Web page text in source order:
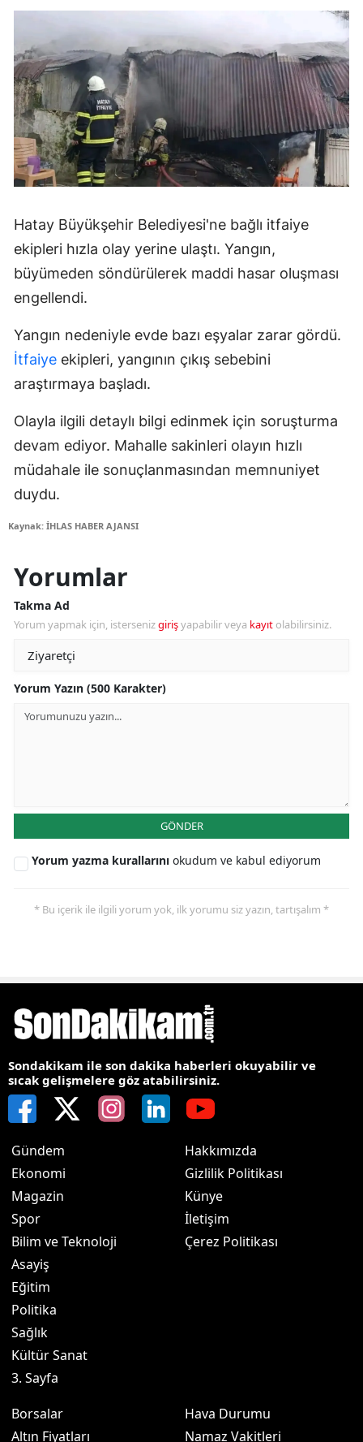
Hatay Büyükşehir Belediyesi'ne bağlı itfaiye
ekipleri hızla olay yerine ulaştı. Yangın,
büyümeden söndürülerek maddi hasar oluşması
engellendi.
Yangın nedeniyle evde bazı eşyalar zarar gördü.
İtfaiye ekipleri, yangının çıkış sebebini
araştırmaya başladı.
Olayla ilgili detaylı bilgi edinmek için soruşturma
devam ediyor. Mahalle sakinleri olayın hızlı
müdahale ile sonuçlanmasından memnuniyet
duydu.
Kaynak: İHLAS HABER AJANSI
Yorumlar
Takma Ad
Yorum yapmak için, istersenizgirişyapabilir veya kayıt olabilirsiniz.
Yorum Yazın (500 Karakter)
GÖNDER
Yorum yazma kurallarını okudum ve kabul ediyorum
* Bu içerik ile ilgili yorum yok, ilk yorumu siz yazın, tartışalım *
Sondakikam ile son dakika haberleri okuyabilir ve
sıcak gelişmelere göz atabilirsiniz.
Gündem
Ekonomi
Magazin
Spor
Bilim ve Teknoloji
Asayiş
Eğitim
Politika
Sağlık
Kültür Sanat
3. Sayfa
Hakkımızda
Gizlilik Politikası
Künye
İletişim
Çerez Politikası
Borsalar
Altın Fiyatları
Hava Durumu
Namaz Vakitleri